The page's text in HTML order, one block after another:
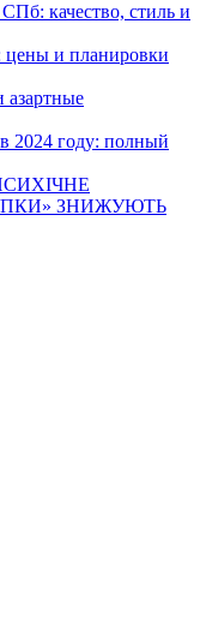
качество, стиль и
и планировки
азартные
2024 году: полный
ЗНИЖУЮТЬ